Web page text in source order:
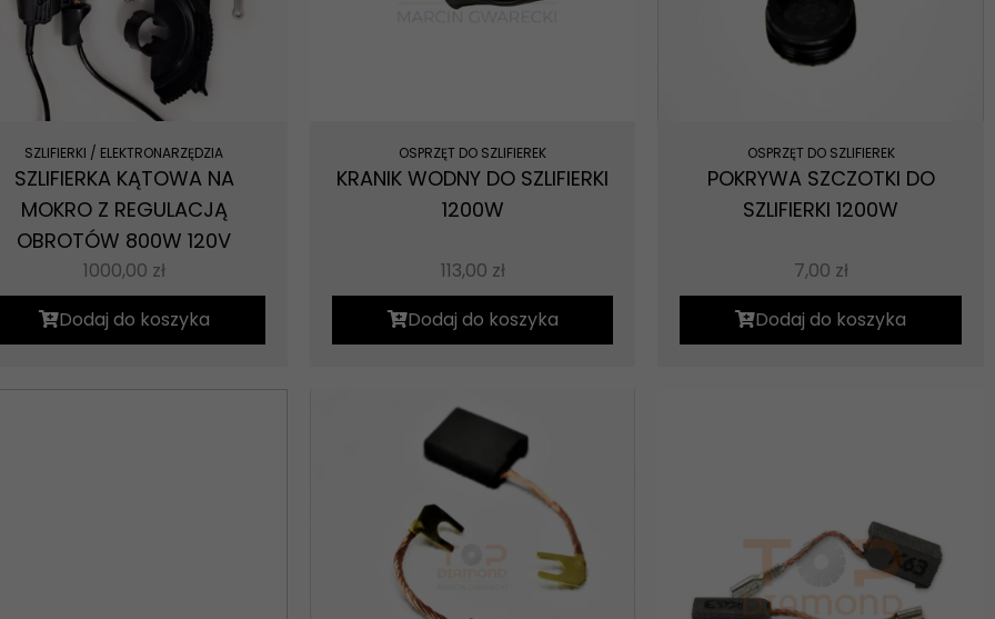
SZLIFIERKI / ELEKTRONARZĘDZIA
SZLIFIERKA KĄTOWA NA
MOKRO Z REGULACJĄ
OBROTÓW 800W 120V
1000,00 zł
Dodaj do koszyka
OSPRZĘT DO SZLIFIEREK
KRANIK WODNY DO SZLIFIERKI
1200W
113,00 zł
Dodaj do koszyka
OSPRZĘT DO SZLIFIEREK
POKRYWA SZCZOTKI DO
SZLIFIERKI 1200W
7,00 zł
Dodaj do koszyka